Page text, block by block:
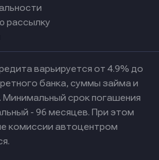
рассылку
варьируется от 4.9% до
банка, суммы займа и
срок погашения
- 96 месяцев. При этом
комиссии автоцентром